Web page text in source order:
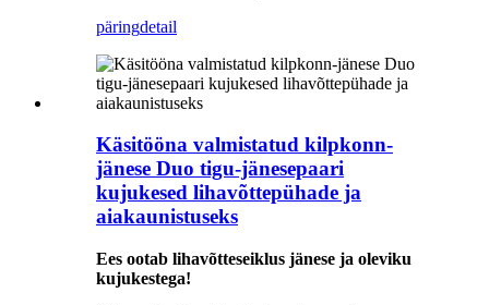
päringdetail
Käsitööna valmistatud kilpkonn-
jänese Duo tigu-jänesepaari
kujukesed lihavõttepühade ja
aiakaunistuseks
Ees ootab lihavõtteseiklus jänese ja oleviku
kujukestega!